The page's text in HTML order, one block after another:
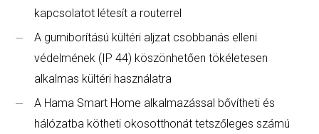
kapcsolatot létesít a routerrel
A gumiborítású kültéri aljzat csobbanás elleni
védelmének (IP 44) köszönhetően tökéletesen
alkalmas kültéri használatra
A Hama Smart Home alkalmazással bővítheti és
hálózatba kötheti okosotthonát tetszőleges számú